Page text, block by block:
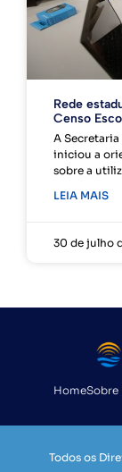
Rede
Censo
A Secretaria
iniciou a
sobre a
LEIA MAIS
30 de julho
HomeSobre
Todos os